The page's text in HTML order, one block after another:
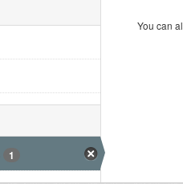
1
You can